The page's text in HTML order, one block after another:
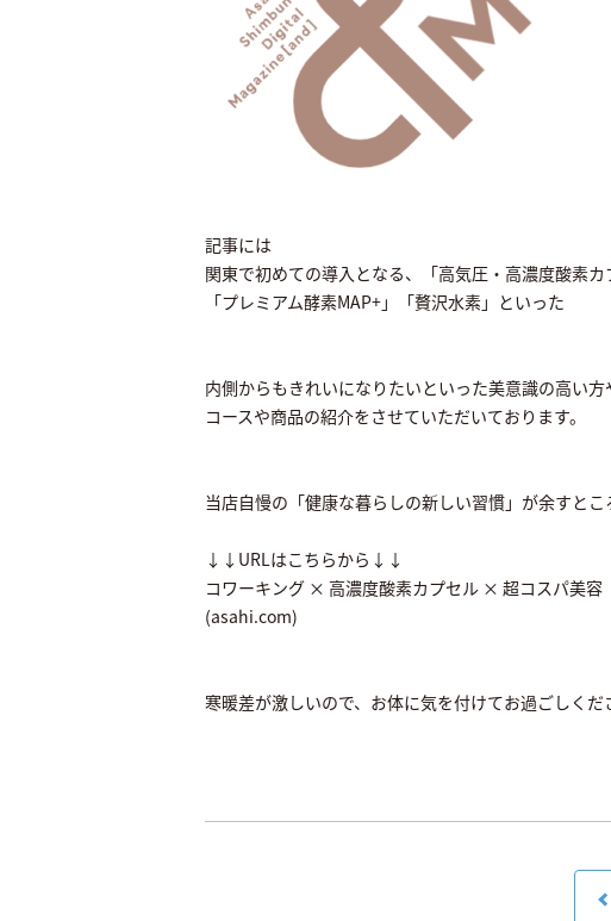
記事には
関東で初めての導入となる、「高気圧・高濃度酸素
「プレミアム酵素MAP+」「贅沢水素」といった
内側からもきれいになりたいといった美意識の高い
コースや商品の紹介をさせていただいております。
当店自慢の「健康な暮らしの新しい習慣」が余すと
↓↓URLはこちらから↓↓
コワーキング × 高濃度酸素カプセル × 超コスパ美容
(asahi.com)
寒暖差が激しいので、お体に気を付けてお過ごしくだ